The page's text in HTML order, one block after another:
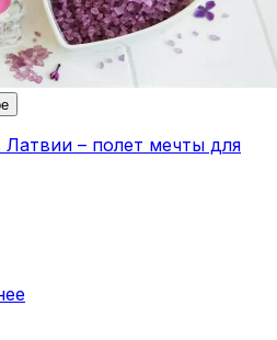
– полет мечты для